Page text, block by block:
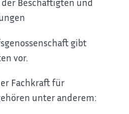
Beschäftigten und
gibt
vor.
Fachkraft für
unter anderem: